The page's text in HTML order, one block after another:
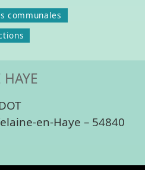
communales
en-Haye – 54840